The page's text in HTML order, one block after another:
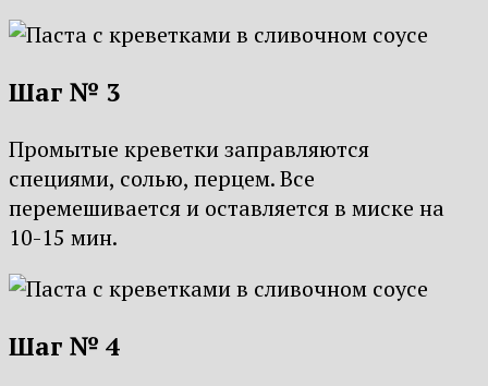
Шаг № 3
Промытые креветки заправляются
специями, солью, перцем. Все
перемешивается и оставляется в миске на
10-15 мин.
Шаг № 4